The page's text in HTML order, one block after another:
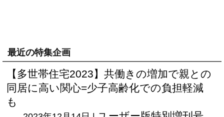
最近の特集企画
【多世帯住宅2023】共働きの増加で親との
同居に高い関心=少子高齢化での負担軽減
も